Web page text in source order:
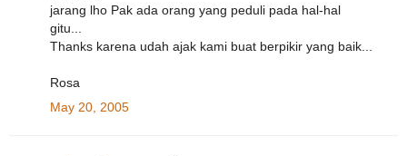
jarang lho Pak ada orang yang peduli pada hal-hal
gitu...
Thanks karena udah ajak kami buat berpikir yang baik...
Rosa
May 20, 2005